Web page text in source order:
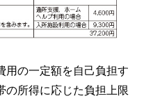
用の一定額を自己負担す
の所得に応じた負担上限